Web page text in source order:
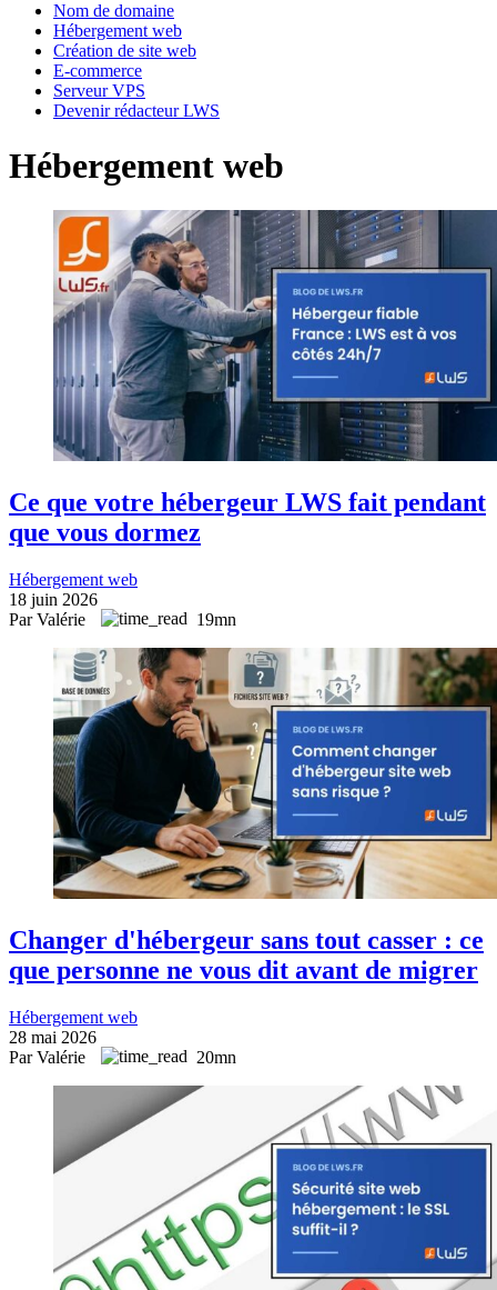
Nom de domaine
Hébergement web
Création de site web
E-commerce
Serveur VPS
Devenir rédacteur LWS
Hébergement web
Ce que votre hébergeur LWS fait pendant
que vous dormez
Hébergement web
18 juin 2026
Par Valérie
19mn
Changer d'hébergeur sans tout casser : ce
que personne ne vous dit avant de migrer
Hébergement web
28 mai 2026
Par Valérie
20mn